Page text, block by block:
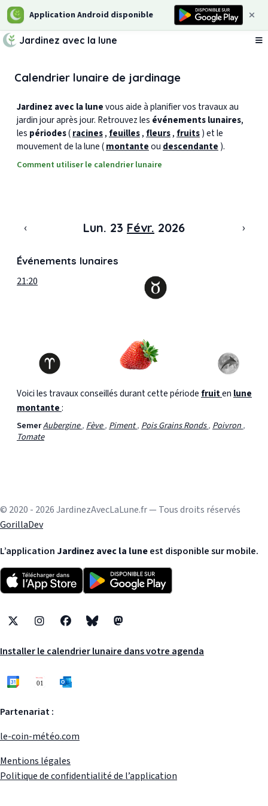
Application Android disponible
Jardinez avec la lune
Calendrier lunaire de jardinage
Jardinez avec la lunevous aide à planifier vos travaux au
jardin jour après jour. Retrouvez les événements lunaires,
les périodes(racines, feuilles, fleurs, fruits) et le
mouvement de la lune (montanteou descendante ).
Comment utiliser le calendrier lunaire
‹ Lun. 23 Févr. 2026 ›
Événements lunaires
21:20
Voici les travaux conseillés durant cette période fruiten lune
montante:
SemerAubergine,Fève,Piment,Pois Grains Ronds,Poivron,
Tomate
© 2020 - 2026 JardinezAvecLaLune.fr — Tous droits réservés
GorillaDev
L’application Jardinez avec la luneest disponible sur mobile.
X InstagramFacebookBlueskyMastodon
Installer le calendrier lunaire dans votre agenda
Partenariat :
le-coin-météo.com
Mentions légales
Politique de confidentialité de l’application